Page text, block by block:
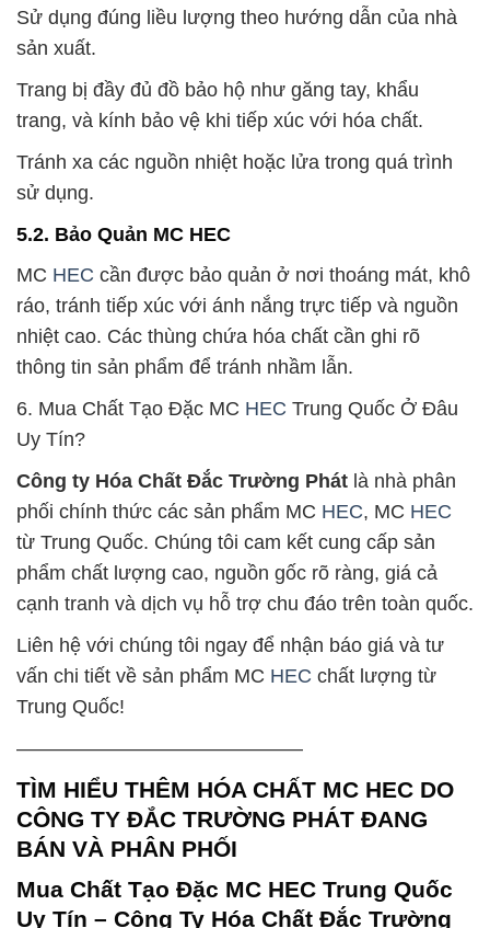
Sử dụng đúng liều lượng theo hướng dẫn của nhà
sản xuất.
Trang bị đầy đủ đồ bảo hộ như găng tay, khẩu
trang, và kính bảo vệ khi tiếp xúc với hóa chất.
Tránh xa các nguồn nhiệt hoặc lửa trong quá trình
sử dụng.
5.2. Bảo Quản MC HEC
MC HEC cần được bảo quản ở nơi thoáng mát, khô
ráo, tránh tiếp xúc với ánh nắng trực tiếp và nguồn
nhiệt cao. Các thùng chứa hóa chất cần ghi rõ
thông tin sản phẩm để tránh nhầm lẫn.
6. Mua Chất Tạo Đặc MC HEC Trung Quốc Ở Đâu
Uy Tín?
Công ty Hóa Chất Đắc Trường Phát là nhà phân
phối chính thức các sản phẩm MC HEC, MC HEC
từ Trung Quốc. Chúng tôi cam kết cung cấp sản
phẩm chất lượng cao, nguồn gốc rõ ràng, giá cả
cạnh tranh và dịch vụ hỗ trợ chu đáo trên toàn quốc.
Liên hệ với chúng tôi ngay để nhận báo giá và tư
vấn chi tiết về sản phẩm MC HEC chất lượng từ
Trung Quốc!
——————————————–
TÌM HIỂU THÊM HÓA CHẤT MC HEC DO
CÔNG TY ĐẮC TRƯỜNG PHÁT ĐANG
BÁN VÀ PHÂN PHỐI
Mua Chất Tạo Đặc MC HEC Trung Quốc
Uy Tín – Công Ty Hóa Chất Đắc Trường